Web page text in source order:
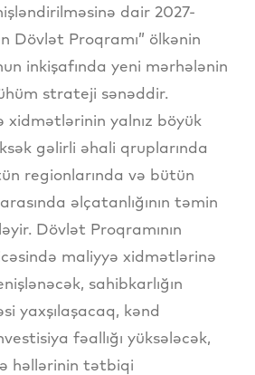
dair 2027-
Dövlət Proqramı” ölkənin
inkişafında yeni mərhələnin
strateji sənəddir.
xidmətlərinin yalnız böyük
gəlirli əhali qruplarında
regionlarında və bütün
əlçatanlığının təmin
Dövlət Proqramının
maliyyə xidmətlərinə
sahibkarlığın
yaxşılaşacaq, kənd
fəallığı yüksələcək,
həllərinin tətbiqi